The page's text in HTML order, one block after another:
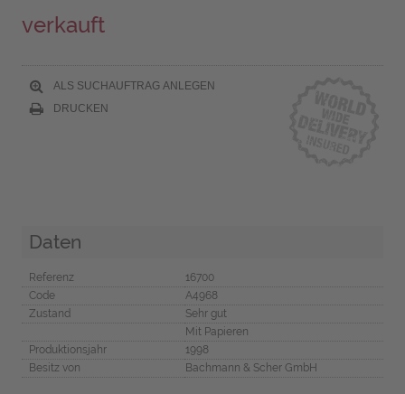
verkauft
ALS SUCHAUFTRAG ANLEGEN
DRUCKEN
Daten
Referenz
16700
Code
A4968
Zustand
Sehr gut
Mit Papieren
Produktionsjahr
1998
Besitz von
Bachmann & Scher GmbH